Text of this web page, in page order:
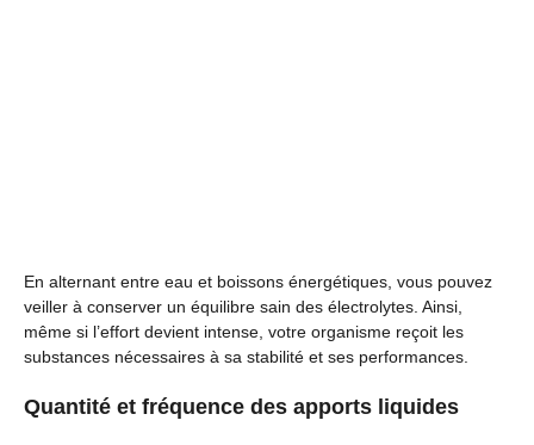
En alternant entre eau et boissons énergétiques, vous pouvez
veiller à conserver un équilibre sain des électrolytes. Ainsi,
même si l’effort devient intense, votre organisme reçoit les
substances nécessaires à sa stabilité et ses performances.
Quantité et fréquence des apports liquides